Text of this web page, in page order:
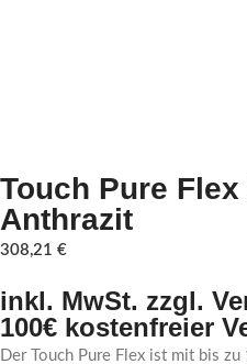
Touch Pure Flex
Anthrazit
308,21 €
inkl. MwSt. zzgl.
100€ kostenfreier
Der Touch Pure Flex ist mit bis zu